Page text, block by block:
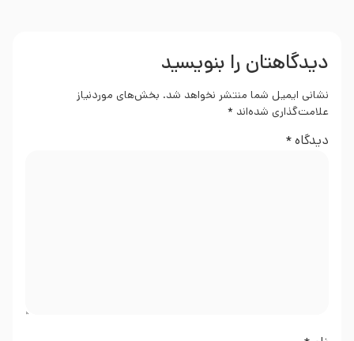
دیدگاهتان را بنویسید
نشانی ایمیل شما منتشر نخواهد شد. بخش‌های موردنیاز
علامت‌گذاری شده‌اند *
دیدگاه*